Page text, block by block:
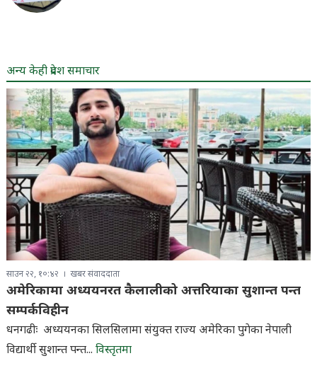
अन्य केही प्रदेश समाचार
साउन २२, १०:४२ खबर संवाददाता
अमेरिकामा अध्ययनरत कैलालीको अत्तरियाका सुशान्त पन्त
सम्पर्कविहीन
धनगढीः अध्ययनका सिलसिलामा संयुक्त राज्य अमेरिका पुगेका नेपाली
विद्यार्थी सुशान्त पन्त... विस्तृतमा